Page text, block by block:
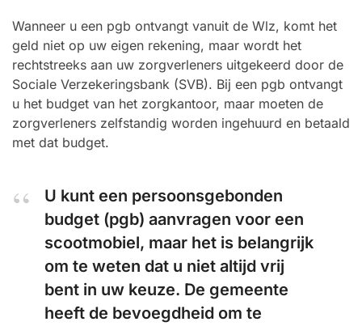
Wanneer u een pgb ontvangt vanuit de Wlz, komt het
geld niet op uw eigen rekening, maar wordt het
rechtstreeks aan uw zorgverleners uitgekeerd door de
Sociale Verzekeringsbank (SVB). Bij een pgb ontvangt
u het budget van het zorgkantoor, maar moeten de
zorgverleners zelfstandig worden ingehuurd en betaald
met dat budget.
U kunt een persoonsgebonden
budget (pgb) aanvragen voor een
scootmobiel, maar het is belangrijk
om te weten dat u niet altijd vrij
bent in uw keuze. De gemeente
heeft de bevoegdheid om te